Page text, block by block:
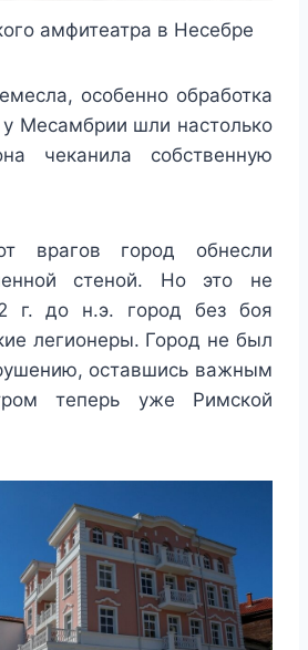
амфитеатра в Несебре
особенно обработка
Месамбрии шли настолько
чеканила собственную
врагов город обнесли
стеной. Но это не
г. до н.э. город без боя
легионеры. Город не был
оставшись важным
теперь уже Римской